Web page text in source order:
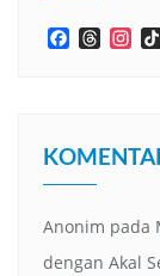
Facebook
Anonim pada
dengan Akal